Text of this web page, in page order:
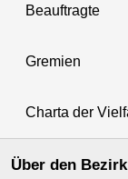
Beauftragte
Gremien
Charta der
Über den Bezirk